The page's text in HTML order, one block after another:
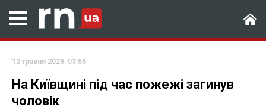
12 травня 2025, 03:55
На Київщині під час пожежі загинув
чоловік